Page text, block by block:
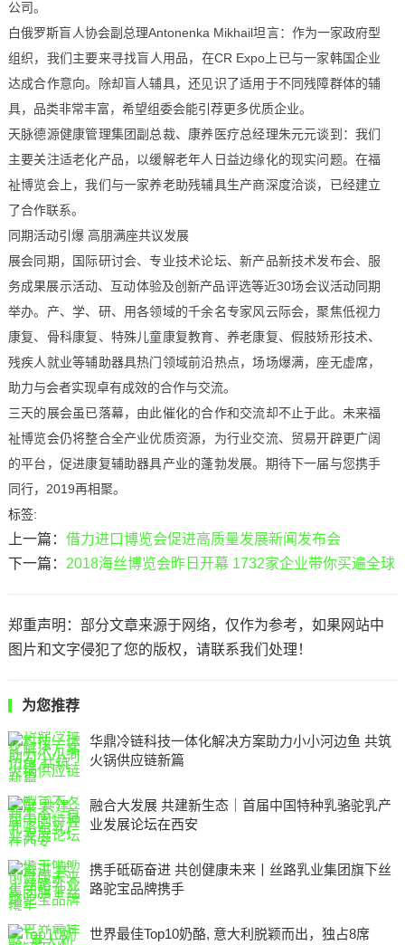
公司。
白俄罗斯盲人协会副总理Antonenka Mikhail坦言：作为一家政府型
组织，我们主要来寻找盲人用品，在CR Expo上已与一家韩国企业
达成合作意向。除却盲人辅具，还见识了适用于不同残障群体的辅
具，品类非常丰富，希望组委会能引荐更多优质企业。
天脉德源健康管理集团副总裁、康养医疗总经理朱元元谈到：我们
主要关注适老化产品，以缓解老年人日益边缘化的现实问题。在福
祉博览会上，我们与一家养老助残辅具生产商深度洽谈，已经建立
了合作联系。
同期活动引爆 高朋满座共议发展
展会同期，国际研讨会、专业技术论坛、新产品新技术发布会、服
务成果展示活动、互动体验及创新产品评选等近30场会议活动同期
举办。产、学、研、用各领域的千余名专家风云际会，聚焦低视力
康复、骨科康复、特殊儿童康复教育、养老康复、假肢矫形技术、
残疾人就业等辅助器具热门领域前沿热点，场场爆满，座无虚席，
助力与会者实现卓有成效的合作与交流。
三天的展会虽已落幕，由此催化的合作和交流却不止于此。未来福
祉博览会仍将整合全产业优质资源，为行业交流、贸易开辟更广阔
的平台，促进康复辅助器具产业的蓬勃发展。期待下一届与您携手
同行，2019再相聚。
标签:
上一篇： 借力进口博览会促进高质量发展新闻发布会
下一篇： 2018海丝博览会昨日开幕 1732家企业带你买遍全球
郑重声明：部分文章来源于网络，仅作为参考，如果网站中
图片和文字侵犯了您的版权，请联系我们处理！
为您推荐
华鼎冷链科技一体化解决方案助力小小河边鱼 共筑
火锅供应链新篇
融合大发展 共建新生态｜首届中国特种乳骆驼乳产
业发展论坛在西安
携手砥砺奋进 共创健康未来丨丝路乳业集团旗下丝
路驼宝品牌携手
世界最佳Top10奶酪, 意大利脱颖而出，独占8席